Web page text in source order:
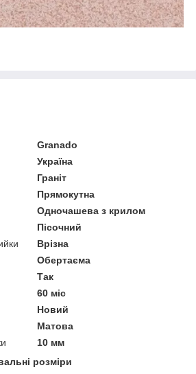
Granado
Україна
Граніт
Прямокутна
Одночашева з крилом
Пісочний
Врізна
Обертаєма
Так
60 міс
Новий
Матова
10 мм
розміри